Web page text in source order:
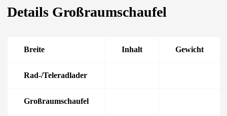
Details Großraumschaufel
Breite Inhalt Gewicht
Rad-/Teleradlader
Großraumschaufel